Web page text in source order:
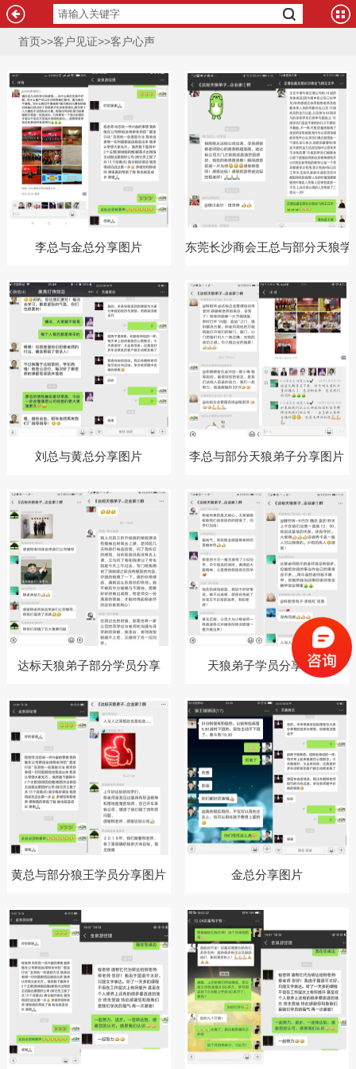
首页>>客户见证>>客户心声
李总与金总分享图片 东莞长沙商会王总与部分天狼学
刘总与黄总分享图片 李总与部分天狼弟子分享图片
达标天狼弟子部分学员分享 天狼弟子学员分享图片
黄总与部分狼王学员分享图片 金总分享图片